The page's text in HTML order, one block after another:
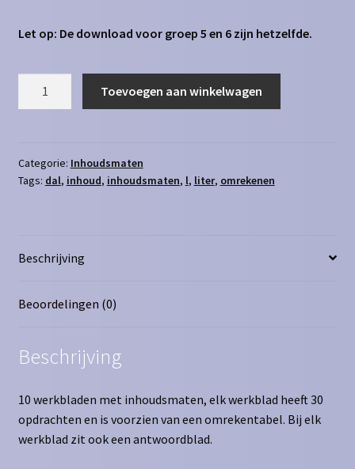
Let op: De download voor groep 5 en 6 zijn hetzelfde.
aantal
Toevoegen aan winkelwagen
Categorie: Inhoudsmaten
Tags: dal, inhoud, inhoudsmaten, l, liter, omrekenen
Beschrijving
Beoordelingen (0)
Beschrijving
10 werkbladen met inhoudsmaten, elk werkblad heeft 30
opdrachten en is voorzien van een omrekentabel. Bij elk
werkblad zit ook een antwoordblad.